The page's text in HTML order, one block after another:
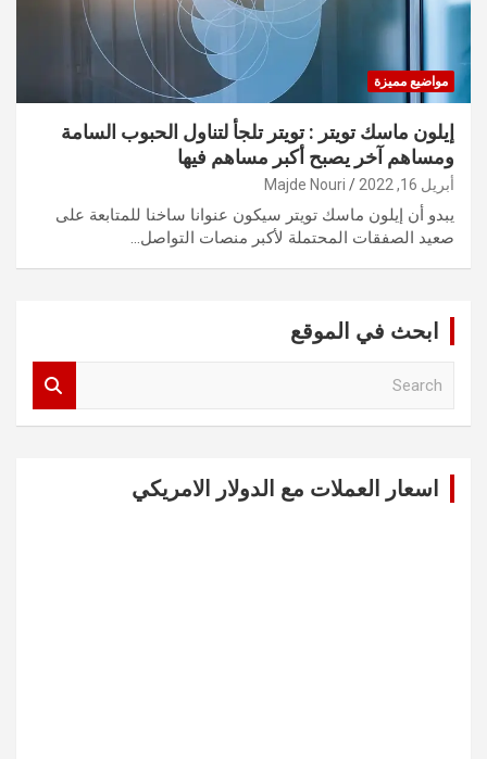
مواضيع مميزة
إيلون ماسك تويتر : تويتر تلجأ لتناول الحبوب السامة
ومساهم آخر يصبح أكبر مساهم فيها
أبريل 16, 2022 Majde Nouri
يبدو أن إيلون ماسك تويتر سيكون عنوانا ساخنا للمتابعة على
صعيد الصفقات المحتملة لأكبر منصات التواصل…
ابحث في الموقع
اسعار العملات مع الدولار الامريكي